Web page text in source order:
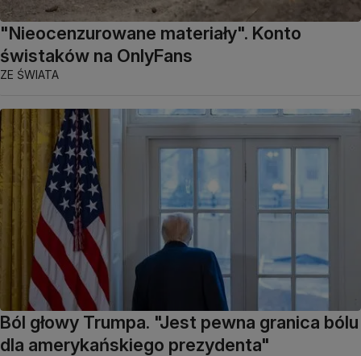
"Nieocenzurowane materiały". Konto
świstaków na OnlyFans
ZE ŚWIATA
Ból głowy Trumpa. "Jest pewna granica bólu
dla amerykańskiego prezydenta"